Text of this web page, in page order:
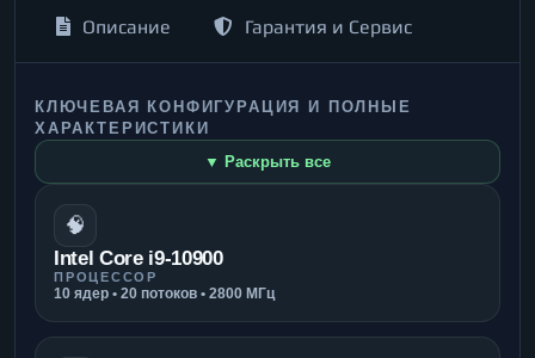
Описание Гарантия и Сервис
КЛЮЧЕВАЯ КОНФИГУРАЦИЯ И ПОЛНЫЕ
ХАРАКТЕРИСТИКИ
▼ Раскрыть все
🧠
Intel Core i9-10900
ПРОЦЕССОР
10 ядер • 20 потоков • 2800 МГц